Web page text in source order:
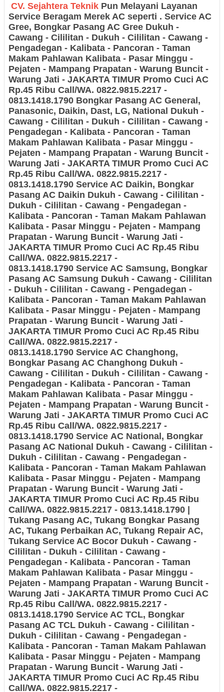
CV. Sejahtera Teknik Pun Melayani Layanan
Service Beragam Merek AC seperti . Service AC
Gree, Bongkar Pasang AC Gree Dukuh -
Cawang - Cililitan - Dukuh - Cililitan - Cawang -
Pengadegan - Kalibata - Pancoran - Taman
Makam Pahlawan Kalibata - Pasar Minggu -
Pejaten - Mampang Prapatan - Warung Buncit -
Warung Jati - JAKARTA TIMUR Promo Cuci AC
Rp.45 Ribu Call/WA. 0822.9815.2217 -
0813.1418.1790 Bongkar Pasang AC General,
Panasonic, Daikin, Dast, LG, National Dukuh -
Cawang - Cililitan - Dukuh - Cililitan - Cawang -
Pengadegan - Kalibata - Pancoran - Taman
Makam Pahlawan Kalibata - Pasar Minggu -
Pejaten - Mampang Prapatan - Warung Buncit -
Warung Jati - JAKARTA TIMUR Promo Cuci AC
Rp.45 Ribu Call/WA. 0822.9815.2217 -
0813.1418.1790 Service AC Daikin, Bongkar
Pasang AC Daikin Dukuh - Cawang - Cililitan -
Dukuh - Cililitan - Cawang - Pengadegan -
Kalibata - Pancoran - Taman Makam Pahlawan
Kalibata - Pasar Minggu - Pejaten - Mampang
Prapatan - Warung Buncit - Warung Jati -
JAKARTA TIMUR Promo Cuci AC Rp.45 Ribu
Call/WA. 0822.9815.2217 -
0813.1418.1790 Service AC Samsung, Bongkar
Pasang AC Samsung Dukuh - Cawang - Cililitan
- Dukuh - Cililitan - Cawang - Pengadegan -
Kalibata - Pancoran - Taman Makam Pahlawan
Kalibata - Pasar Minggu - Pejaten - Mampang
Prapatan - Warung Buncit - Warung Jati -
JAKARTA TIMUR Promo Cuci AC Rp.45 Ribu
Call/WA. 0822.9815.2217 -
0813.1418.1790 Service AC Changhong,
Bongkar Pasang AC Changhong Dukuh -
Cawang - Cililitan - Dukuh - Cililitan - Cawang -
Pengadegan - Kalibata - Pancoran - Taman
Makam Pahlawan Kalibata - Pasar Minggu -
Pejaten - Mampang Prapatan - Warung Buncit -
Warung Jati - JAKARTA TIMUR Promo Cuci AC
Rp.45 Ribu Call/WA. 0822.9815.2217 -
0813.1418.1790 Service AC National, Bongkar
Pasang AC National Dukuh - Cawang - Cililitan -
Dukuh - Cililitan - Cawang - Pengadegan -
Kalibata - Pancoran - Taman Makam Pahlawan
Kalibata - Pasar Minggu - Pejaten - Mampang
Prapatan - Warung Buncit - Warung Jati -
JAKARTA TIMUR Promo Cuci AC Rp.45 Ribu
Call/WA. 0822.9815.2217 - 0813.1418.1790 |
Tukang Pasang AC, Tukang Bongkar Pasang
AC, Tukang Perbaikan AC, Tukang Repair AC,
Tukang Service AC Bocor Dukuh - Cawang -
Cililitan - Dukuh - Cililitan - Cawang -
Pengadegan - Kalibata - Pancoran - Taman
Makam Pahlawan Kalibata - Pasar Minggu -
Pejaten - Mampang Prapatan - Warung Buncit -
Warung Jati - JAKARTA TIMUR Promo Cuci AC
Rp.45 Ribu Call/WA. 0822.9815.2217 -
0813.1418.1790 Service AC TCL, Bongkar
Pasang AC TCL Dukuh - Cawang - Cililitan -
Dukuh - Cililitan - Cawang - Pengadegan -
Kalibata - Pancoran - Taman Makam Pahlawan
Kalibata - Pasar Minggu - Pejaten - Mampang
Prapatan - Warung Buncit - Warung Jati -
JAKARTA TIMUR Promo Cuci AC Rp.45 Ribu
Call/WA. 0822.9815.2217 -